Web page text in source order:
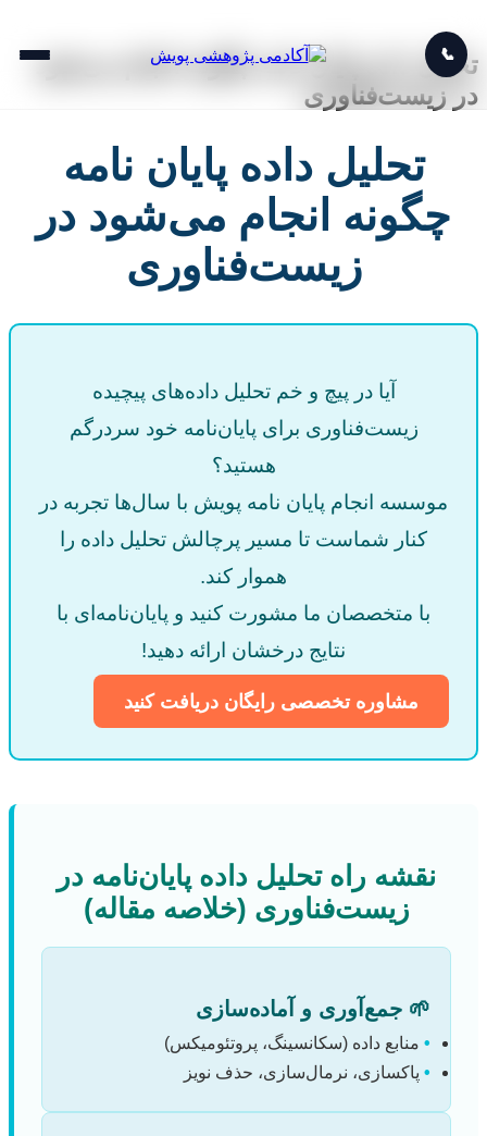
📞
تحلیل داده پایان نامه چگونه انجام می‌شود
در زیست‌فناوری
تحلیل داده پایان نامه
چگونه انجام می‌شود در
زیست‌فناوری
آیا در پیچ و خم تحلیل داده‌های پیچیده
زیست‌فناوری برای پایان‌نامه خود سردرگم
هستید؟
موسسه انجام پایان نامه پویش با سال‌ها تجربه در
کنار شماست تا مسیر پرچالش تحلیل داده را
هموار کند.
با متخصصان ما مشورت کنید و پایان‌نامه‌ای با
نتایج درخشان ارائه دهید!
مشاوره تخصصی رایگان دریافت کنید
نقشه راه تحلیل داده پایان‌نامه در
زیست‌فناوری (خلاصه مقاله)
🌱 جمع‌آوری و آماده‌سازی
• منابع داده (سکانسینگ، پروتئومیکس)
• پاکسازی، نرمال‌سازی، حذف نویز